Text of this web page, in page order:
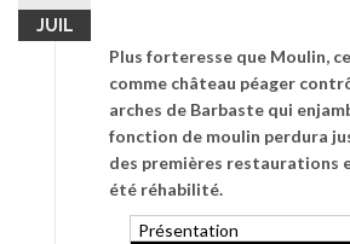
JUIL
Plus forteresse que Moulin,
comme château péager
arches de Barbaste qui
fonction de moulin perdura
des premières restaurations
été réhabilité.
Présentation